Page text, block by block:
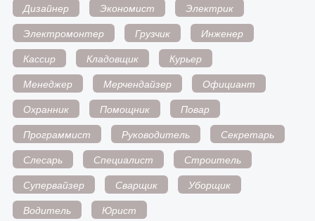
Дизайнер
Экономист
Электрик
Электромонтер
Грузчик
Инженер
Кассир
Кладовщик
Курьер
Менеджер
Мерчендайзер
Официант
Охранник
Помощник
Повар
Программист
Руководитель
Секретарь
Слесарь
Специалист
Строитель
Супервайзер
Сварщик
Уборщик
Водитель
Юрист